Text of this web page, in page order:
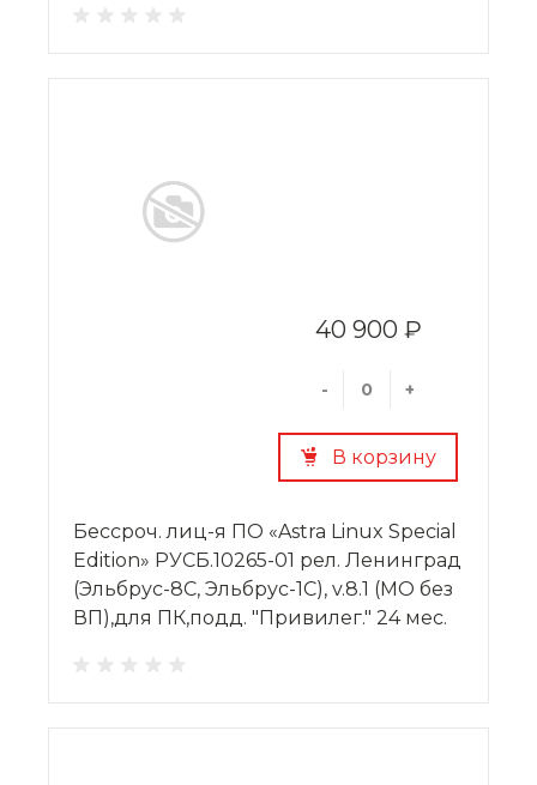
40 900 ₽
- +
В корзину
Бессроч. лиц-я ПО «Astra Linux Special
Edition» РУСБ.10265-01 рел. Ленинград
(Эльбрус-8С, Эльбрус-1С), v.8.1 (МО без
ВП),для ПК,подд. "Привилег." 24 мес.